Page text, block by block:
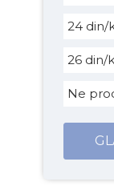
24 din/
26 din/
Ne